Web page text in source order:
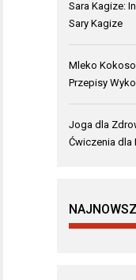
Sara Kagize:
Sary Kagize
Mleko
Przepisy
Joga dla
Ćwiczenia dla